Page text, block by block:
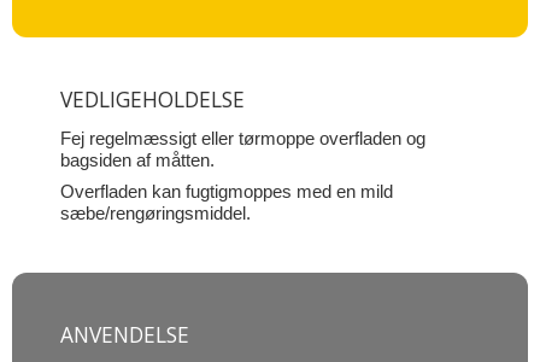
VEDLIGEHOLDELSE
Fej regelmæssigt eller tørmoppe overfladen og
bagsiden af måtten.
Overfladen kan fugtigmoppes med en mild
sæbe/rengøringsmiddel.
ANVENDELSE